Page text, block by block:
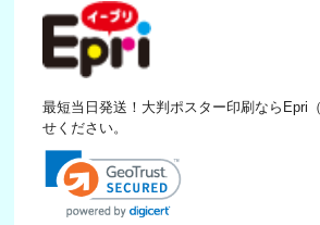
最短当日発送！大判ポスター印刷ならEpri
せください。